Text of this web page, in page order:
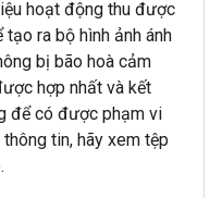
hoạt động thu được
ra bộ hình ảnh ánh
bị bão hoà cảm
hợp nhất và kết
để có được phạm vi
tin, hãy xem tệp